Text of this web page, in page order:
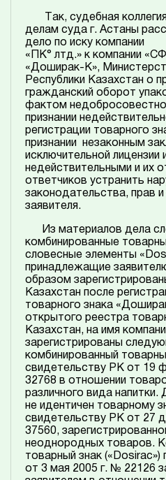
Так, судебная
делам суда г. Астаны
дело по иску компании
«ПК° лтд.» к компании
«Доширак-К»,
Республики Казахстан о
гражданский оборот
фактом
признании
регистрации товарного
признании незаконным
исключительной лицензии
недействительными и их
ответчиков устранить
законодательства, прав
заявителя.
Из материалов дела
комбинированные
словесные элементы
принадлежащие
образом
Казахстан после
товарного знака
открытого реестра
Казахстан, на имя
зарегистрированы
комбинированный
свидетельству РК от 19
32768 в отношении
различного вида
не идентичен товарному
свидетельству РК от 27
37560,
неоднородных товаров.
товарный знак
от 3 мая 2005 г. № 22126